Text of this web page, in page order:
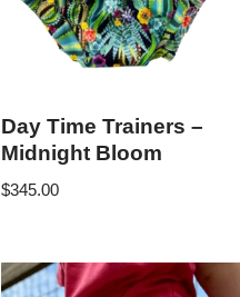
Day Time Trainers –
Midnight Bloom
$345.00